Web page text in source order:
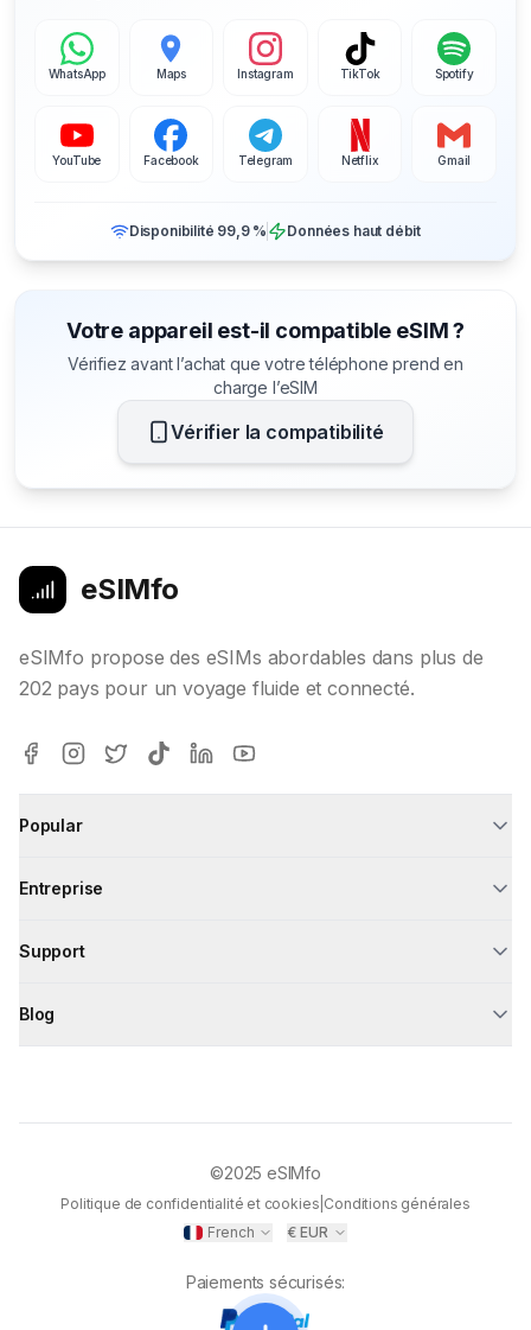
WhatsApp Maps Instagram TikTok Spotify
YouTube Facebook Telegram Netflix Gmail
Disponibilité 99,9 % Données haut débit
Votre appareil est-il compatible eSIM ?
Vérifiez avant l’achat que votre téléphone prend en
charge l’eSIM
Vérifier la compatibilité
eSIMfo
eSIMfo propose des eSIMs abordables dans plus de
202 pays pour un voyage fluide et connecté.
Popular
Entreprise
Support
Blog
©2025 eSIMfo
Politique de confidentialité et cookies Conditions générales
French
€ EUR
Paiements sécurisés: